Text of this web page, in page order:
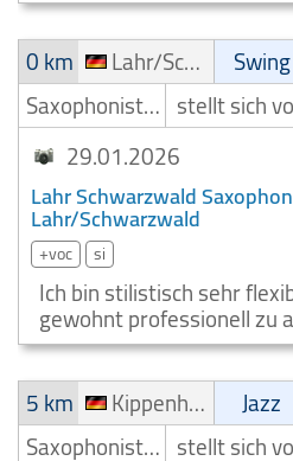
0 km
Lahr/Schwarzwald Swing
Saxophonist/Saxophonspieler stellt sich
29.01.2026
Lahr Schwarzwald
Lahr/Schwarzwald
+voc si
Ich bin stilistisch sehr
gewohnt professionell zu
5 km
Kippenheim Jazz
Saxophonist/Saxophonspieler stellt sich